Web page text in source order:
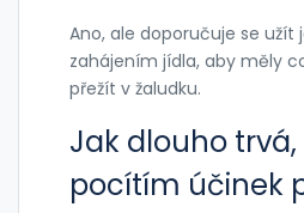
Ano, ale doporučuje se užít
zahájením jídla, aby měly
přežít v žaludku.
Jak dlouho trvá,
pocítím účinek